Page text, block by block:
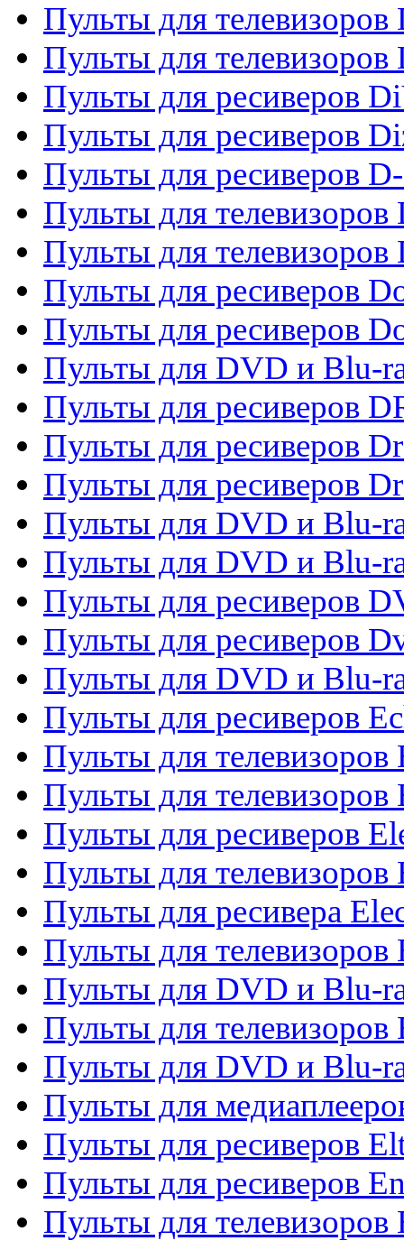
Пульты для
Пульты для телевизоров
Пульты для ресиверов
Пульты для ресиверов
Пульты для ресиверов
Пульты для телевизоров
Пульты для
Пульты для ресиверов
Пульты для ресиверов
Пульты для DVD и Blu-
Пульты для ресиверов
Пульты для ресиверов
Пульты для ресиверов
Пульты для DVD и Blu-
Пульты для DVD и Blu-
Пульты для ресиверов
Пульты для ресиверов
Пульты для DVD и Blu-
Пульты для ресиверов
Пульты для телевизоров
Пульты для телевизоров
Пульты для ресиверов
Пульты для телевизоров
Пульты для ресивера
Пульты для телевизоров
Пульты для DVD и Blu-
Пульты для телевизоров
Пульты для DVD и Blu-
Пульты для
Пульты для ресиверов
Пульты для ресиверов
Пульты для телевизоров